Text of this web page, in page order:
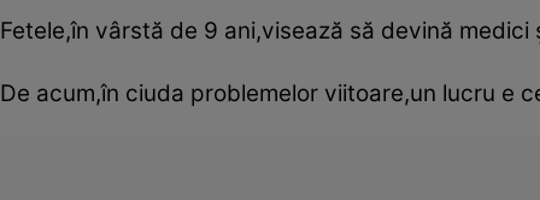
Fetele,în vârstă de 9 ani,visează să devină
De acum,în ciuda problemelor viitoare,un lucru e